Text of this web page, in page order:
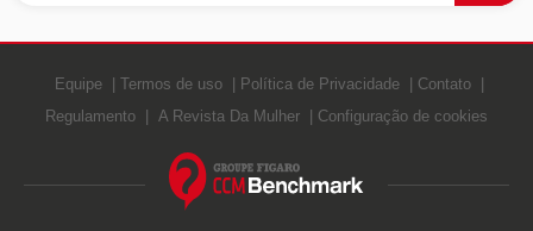
Equipe Termos de uso Política de Privacidade
Contato
Regulamento
A Revista Da Mulher Configuração de cookies